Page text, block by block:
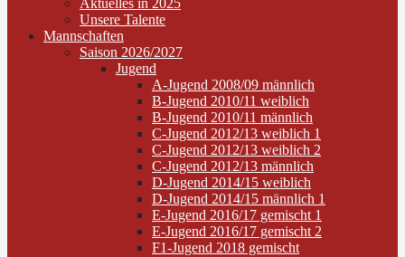
Aktuelles in 2025
Unsere Talente
Mannschaften
Saison 2026/2027
Jugend
A-Jugend 2008/09 männlich
B-Jugend 2010/11 weiblich
B-Jugend 2010/11 männlich
C-Jugend 2012/13 weiblich 1
C-Jugend 2012/13 weiblich 2
C-Jugend 2012/13 männlich
D-Jugend 2014/15 weiblich
D-Jugend 2014/15 männlich 1
E-Jugend 2016/17 gemischt 1
E-Jugend 2016/17 gemischt 2
F1-Jugend 2018 gemischt